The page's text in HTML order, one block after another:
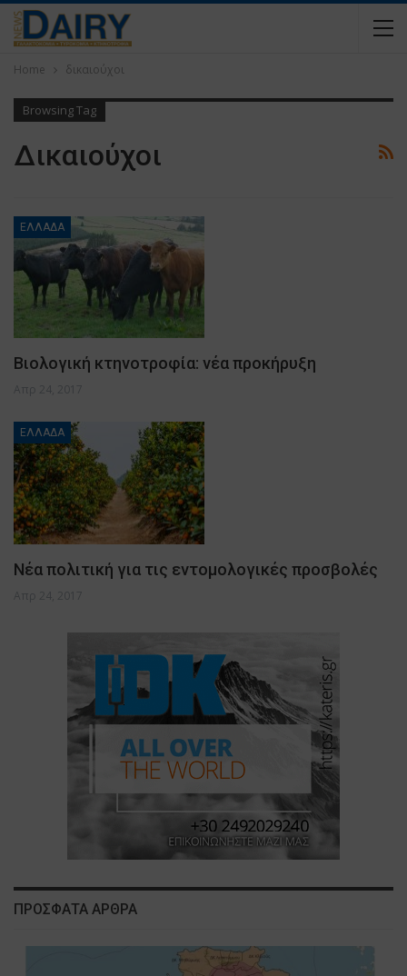
Home δικαιούχοι
Browsing Tag
Δικαιούχοι
ΕΛΛΑΔΑ
Βιολογική κτηνοτροφία: νέα προκήρυξη
Απρ 24, 2017
ΕΛΛΑΔΑ
Νέα πολιτική για τις εντομολογικές προσβολές
Απρ 24, 2017
ΠΡΟΣΦΑΤΑ ΑΡΘΡΑ